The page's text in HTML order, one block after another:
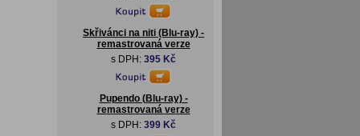
Skřivánci na niti (Blu-ray) -
remastrovaná verze
s DPH: 395 Kč
Pupendo (Blu-ray) -
remastrovaná verze
s DPH: 399 Kč